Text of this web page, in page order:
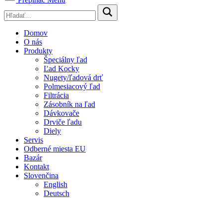
Domov
O nás
Produkty
Špeciálny ľad
Ľad Kocky
Nugety/ľadová drť
Polmesiacový ľad
Filtrácia
Zásobník na ľad
Dávkovače
Drviče ľadu
Diely
Servis
Odberné miesta EU
Bazár
Kontakt
Slovenčina
English
Deutsch